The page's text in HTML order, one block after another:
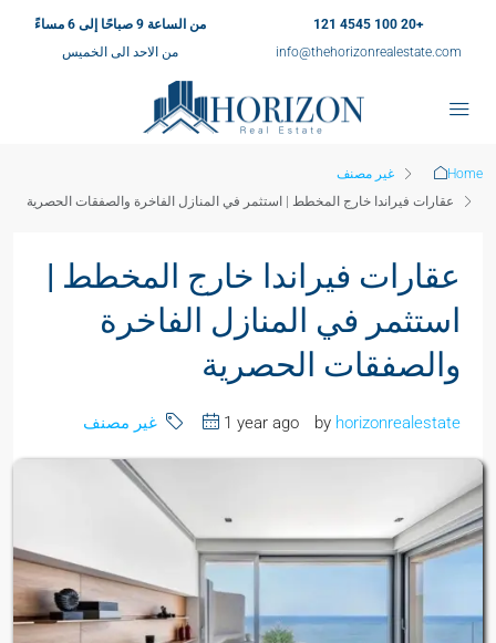
+20 100 4545 121
info@thehorizonrealestate.com
من الساعة 9 صباحًا إلى 6 مساءً
من الاحد الى الخميس
Home
غير مصنف
عقارات فيراندا خارج المخطط | استثمر في المنازل الفاخرة والصفقات الحصرية
عقارات فيراندا خارج المخطط |
استثمر في المنازل الفاخرة
والصفقات الحصرية
by horizonrealestate
1 year ago غير مصنف